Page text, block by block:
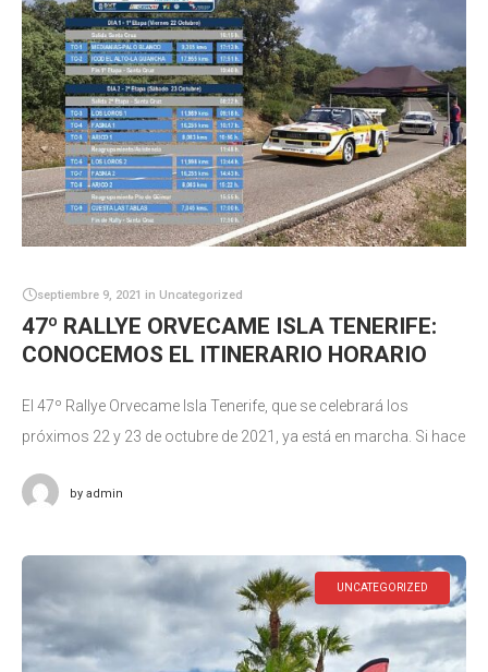
septiembre 9, 2021 in Uncategorized
47º RALLYE ORVECAME ISLA TENERIFE:
CONOCEMOS EL ITINERARIO HORARIO
El 47º Rallye Orvecame Isla Tenerife, que se celebrará los
próximos 22 y 23 de octubre de 2021, ya está en marcha. Si hace
by admin
UNCATEGORIZED